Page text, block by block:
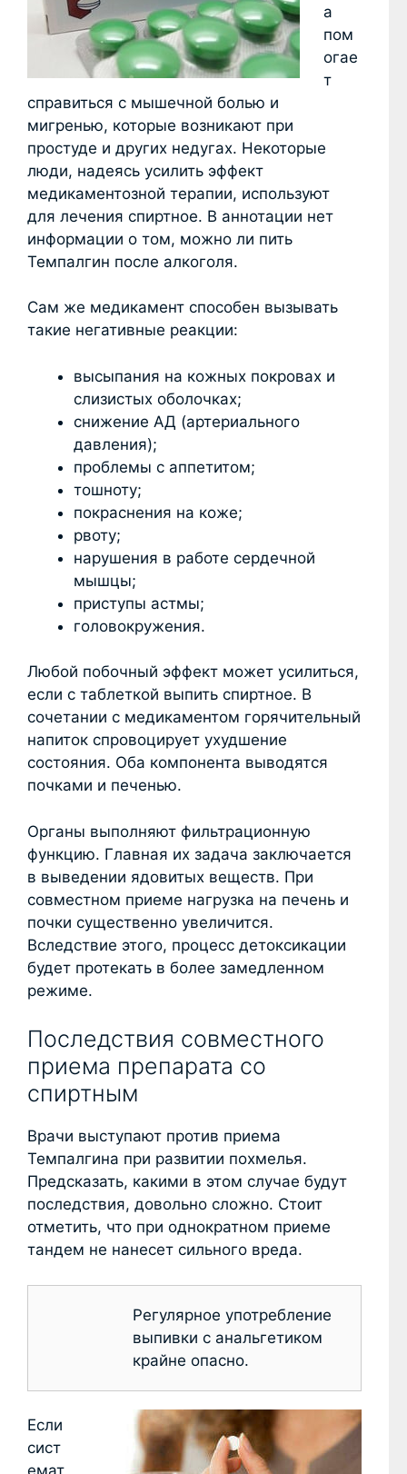
а
пом
огае
т
справиться с мышечной болью и
мигренью, которые возникают при
простуде и других недугах. Некоторые
люди, надеясь усилить эффект
медикаментозной терапии, используют
для лечения спиртное. В аннотации нет
информации о том, можно ли пить
Темпалгин после алкоголя.
Сам же медикамент способен вызывать
такие негативные реакции:
высыпания на кожных покровах и
слизистых оболочках;
снижение АД (артериального
давления);
проблемы с аппетитом;
тошноту;
покраснения на коже;
рвоту;
нарушения в работе сердечной
мышцы;
приступы астмы;
головокружения.
Любой побочный эффект может усилиться,
если с таблеткой выпить спиртное. В
сочетании с медикаментом горячительный
напиток спровоцирует ухудшение
состояния. Оба компонента выводятся
почками и печенью.
Органы выполняют фильтрационную
функцию. Главная их задача заключается
в выведении ядовитых веществ. При
совместном приеме нагрузка на печень и
почки существенно увеличится.
Вследствие этого, процесс детоксикации
будет протекать в более замедленном
режиме.
Последствия совместного
приема препарата со
спиртным
Врачи выступают против приема
Темпалгина при развитии похмелья.
Предсказать, какими в этом случае будут
последствия, довольно сложно. Стоит
отметить, что при однократном приеме
тандем не нанесет сильного вреда.
Регулярное употребление
выпивки с анальгетиком
крайне опасно.
Если
сист